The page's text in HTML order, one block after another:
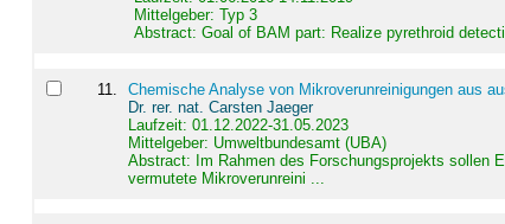
Mittelgeber: Typ 3
Abstract:Goal of BAM part: Realize pyrethroid
11
Chemische Analyse von Mikroverunreinigungen aus
Dr. rer. nat. Carsten Jaeger
Laufzeit: 01.12.2022-31.05.2023
Mittelgeber: Umweltbundesamt (UBA)
Abstract: Im Rahmen des Forschungsprojekts sollen
vermutete Mikroverunreini ...